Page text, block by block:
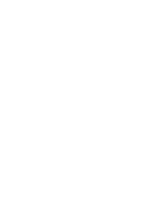
নাম নেই, পথে পথে